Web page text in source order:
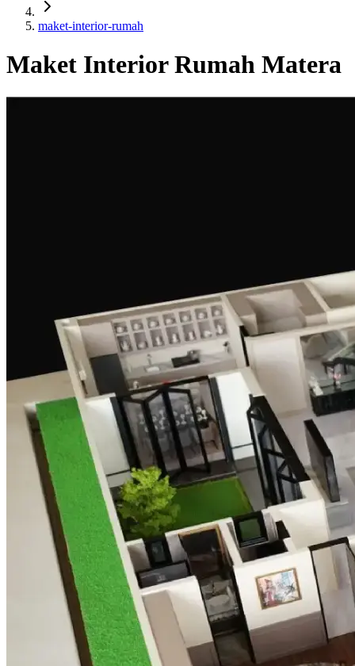
maket-interior-rumah
Maket Interior Rumah Matera